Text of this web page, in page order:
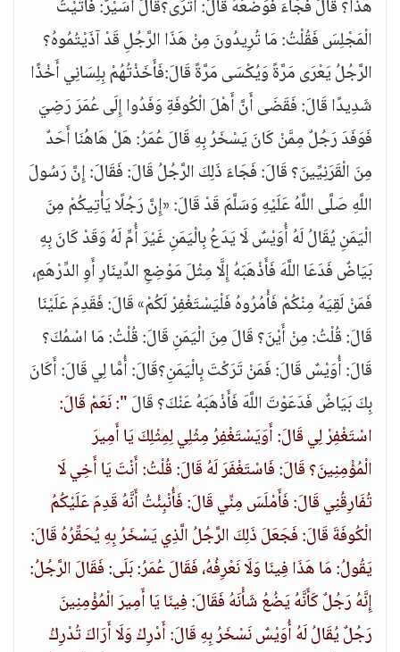
هَذَا؟ قَالَ فَجَاءَ فَوَضَعَهُ قَالَ: أَتَرَى؟قَالَ أُسَيْرٌ: فَأَتَيْتُ
الْمَجْلِسَ فَقُلْتُ: مَا تُرِيدُونَ مِنْ هَذَا الرَّجُلِ قَدْ آذَيْتُمُوهُ؟
الرَّجُلُ يَعْرَى مَرَّةً وَيُكْسَى مَرَّةً قَالَ:فَأَخَذْتُهُمْ بِلِسَانِي أَخْذًا
شَدِيدًا قَالَ: فَقَضَى أَنَّ أَهْلَ الْكُوفَةِ وَفَدُوا إِلَى عُمَرَ رَضِيَ
فَوَفَدَ رَجُلٌ مِمَّنْ كَانَ يَسْخَرُ بِهِ قَالَ عُمَرُ: هَلْ هَاهُنَا أَحَدٌ
مِنَ الْقَرَنِيِّينَ؟ قَالَ: فَجَاءَ ذَلِكَ الرَّجُلُ قَالَ: فَقَالَ: إِنَّ رَسُولَ
اللَّهِ صَلَّى اللَّهُ عَلَيْهِ وَسَلَّمَ قَدْ قَالَ: «إِنَّ رَجُلًا يَأْتِيكُمْ مِنَ
الْيَمَنِ يُقَالُ لَهُ أُوَيْسٌ لَا يَدَعُ بِالْيَمَنِ غَيْرَ أُمٍّ لَهُ وَقَدْ كَانَ بِهِ
بَيَاضٌ فَدَعَا اللَّهَ فَأَذْهَبَهُ إِلَّا مِثْلَ مَوْضِعِ الدِّينَارِ أَوِ الدِّرْهَمِ،
فَمَنْ لَقِيَهُ مِنْكُمْ فَأْمُرُوهُ فَلْيَسْتَغْفِرْ لَكُمْ» قَالَ: فَقَدِمَ عَلَيْنَا
قَالَ: قُلْتُ: مِنْ أَيْنَ؟ قَالَ مِنَ الْيَمَنِ قَالَ: قُلْتُ: مَا اسْمُكَ؟
قَالَ: أُوَيْسٌ قَالَ: فَمَنْ تَرَكْتَ بِالْيَمَنِ؟قَالَ: أُمًّا لِي قَالَ: أَكَانَ
بِكَ بَيَاضٌ فَدَعَوْتَ اللَّهَ فَأَذْهَبَهُ عَنْكَ؟ قَالَ": نَعَمْ قَالَ:
اسْتَغْفِرْ لِي قَالَ: أَوَيَسْتَغْفِرُ مِثْلِي لِمِثْلِكَ يَا أَمِيرَ
الْمُؤْمِنِينَ؟ قَالَ: فَاسْتَغْفَرَ لَهُ قَالَ: قُلْتُ: أَنْتَ يَا أَخِي لَا
تُفَارِقُنِي قَالَ: فَأَمْلَسَ مِنِّي قَالَ: فَأُنْبِئْتُ أَنَّهُ قَدِمَ عَلَيْكُمُ
الْكُوفَةَ قَالَ: فَجَعَلَ ذَلِكَ الرَّجُلُ الَّذِي يَسْخَرُ بِهِ يُحَقِّرُهُ قَالَ:
يَقُولُ: مَا هَذَا فِينَا وَلَا نَعْرِفُهُ، فَقَالَ عُمَرُ: بَلَى: فَقَالَ الرَّجُلُ:
إِنَّهُ رَجُلٌ كَأَنَّهُ يَضُعُ شَأْنَهُ فَقَالَ: فِينَا يَا أَمِيرَ الْمُؤْمِنِينَ
رَجُلٌ يُقَالُ لَهُ أُوَيْسٌ نَسْخَرُ بِهِ قَالَ: أَدْرِكْ وَلَا أَرَاكَ تُدْرِكُ